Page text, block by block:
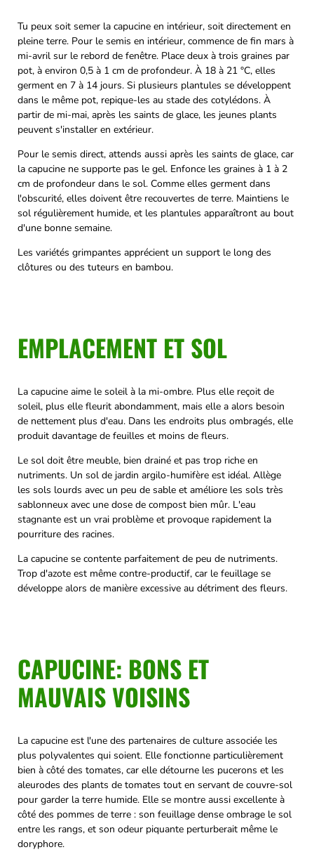
Tu peux soit semer la capucine en intérieur, soit directement en
pleine terre. Pour le semis en intérieur, commence de fin mars à
mi-avril sur le rebord de fenêtre. Place deux à trois graines par
pot, à environ 0,5 à 1 cm de profondeur. À 18 à 21 °C, elles
germent en 7 à 14 jours. Si plusieurs plantules se développent
dans le même pot, repique-les au stade des cotylédons. À
partir de mi-mai, après les saints de glace, les jeunes plants
peuvent s'installer en extérieur.
Pour le semis direct, attends aussi après les saints de glace, car
la capucine ne supporte pas le gel. Enfonce les graines à 1 à 2
cm de profondeur dans le sol. Comme elles germent dans
l'obscurité, elles doivent être recouvertes de terre. Maintiens le
sol régulièrement humide, et les plantules apparaîtront au bout
d'une bonne semaine.
Les variétés grimpantes apprécient un support le long des
clôtures ou des tuteurs en bambou.
EMPLACEMENT ET SOL
La capucine aime le soleil à la mi-ombre. Plus elle reçoit de
soleil, plus elle fleurit abondamment, mais elle a alors besoin
de nettement plus d'eau. Dans les endroits plus ombragés, elle
produit davantage de feuilles et moins de fleurs.
Le sol doit être meuble, bien drainé et pas trop riche en
nutriments. Un sol de jardin argilo-humifère est idéal. Allège
les sols lourds avec un peu de sable et améliore les sols très
sablonneux avec une dose de compost bien mûr. L'eau
stagnante est un vrai problème et provoque rapidement la
pourriture des racines.
La capucine se contente parfaitement de peu de nutriments.
Trop d'azote est même contre-productif, car le feuillage se
développe alors de manière excessive au détriment des fleurs.
CAPUCINE: BONS ET
MAUVAIS VOISINS
La capucine est l'une des partenaires de culture associée les
plus polyvalentes qui soient. Elle fonctionne particulièrement
bien à côté des tomates, car elle détourne les pucerons et les
aleurodes des plants de tomates tout en servant de couvre-sol
pour garder la terre humide. Elle se montre aussi excellente à
côté des pommes de terre : son feuillage dense ombrage le sol
entre les rangs, et son odeur piquante perturberait même le
doryphore.